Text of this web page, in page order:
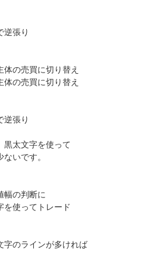
逆張り
の売買に切り替え
の売買に切り替え
逆張り
黒太文字を使って
いです。
幅の判断に
を使ってトレード
字のラインが多ければ